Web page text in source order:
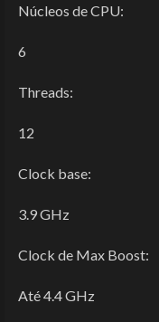
Núcleos de CPU:
6
Threads:
12
Clock base:
3.9 GHz
Clock de Max Boost:
Até 4.4 GHz